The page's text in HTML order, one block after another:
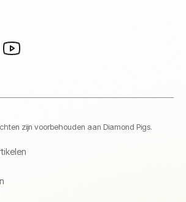
zijn voorbehouden aan Diamond Pigs.